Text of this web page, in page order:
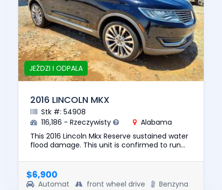
JEŹDZI I ODPALA
2016 LINCOLN MKX
Stk #: 54908
116,186 - Rzeczywisty
Alabama
This 2016 Lincoln Mkx Reserve sustained water
flood damage. This unit is confirmed to run
vehicle was $13203. T...
$6,900
Automat front wheel drive Benzyna